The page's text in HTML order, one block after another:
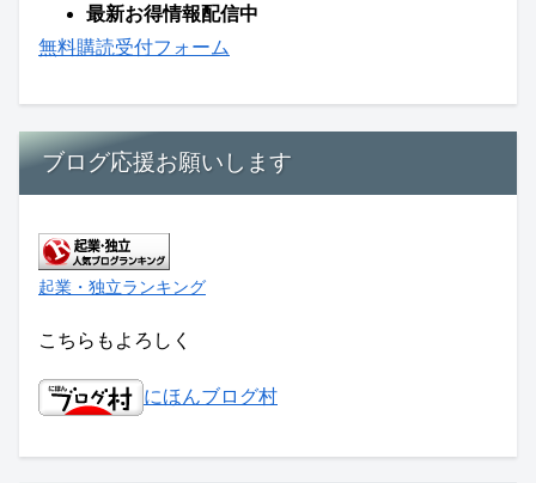
最新お得情報配信中
無料購読受付フォーム
ブログ応援お願いします
起業・独立ランキング
こちらもよろしく
にほんブログ村